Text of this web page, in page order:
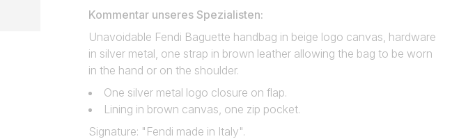
Kommentar unseres Spezialisten:
Unavoidable Fendi Baguette handbag in beige logo canvas, hardware
in silver metal, one strap in brown leather allowing the bag to be worn
in the hand or on the shoulder.
One silver metal logo closure on flap.
Lining in brown canvas, one zip pocket.
Signature: "Fendi made in Italy".